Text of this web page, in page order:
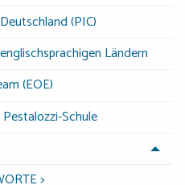
(PIC)
Ländern
(EOE)
Schule
>